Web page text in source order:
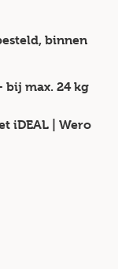
binnen
bij max. 24 kg
iDEAL | Wero